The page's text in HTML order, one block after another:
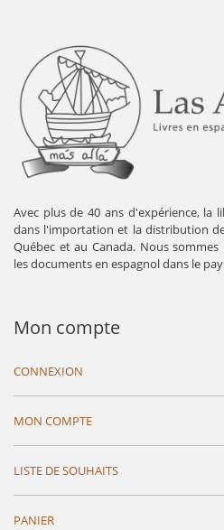
Avec plus de 40 ans d'expérience, la
dans l'importation et la distribution
Québec et au Canada. Nous
les documents en espagnol dans le
Mon compte
CONNEXION
MON COMPTE
LISTE DE SOUHAITS
PANIER